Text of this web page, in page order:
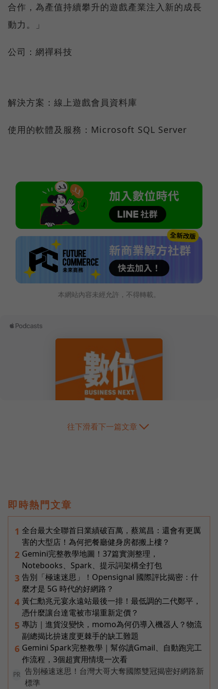
合作，為產值持續攀升的遊戲產業注入新的成長
動力。」
公司：網禪科技
解決方案：線上遊戲會員資料庫
使用的軟體及服務：Microsoft SQL Server
本網站內容未經允許，不得轉載。
往下滑看下一篇文章
即時熱門文章
1 全台最大全聯首日業績破百萬，蔡篤昌：還會有更厲
害的大型店！為何把餐廳健身房都搬上樓？
2 Gemini完整教學地圖！37篇實測整理，
Notebooks、Spark、提示詞架構全打包
3 告別「極速迷思」！Opensignal 國際評比揭密：什
麼才是 5G 時代的好網路？
4 黃仁勳兆元宴永遠站最後一排！最低調的二代鄭平，
憑什麼讓台達電被市場重新定價？
5 專訪｜進貨沒變快，momo為何仍導入機器人？物流
副總揭比拚速度更棘手的缺工難題
6 Gemini Spark完整教學｜幫你讀Gmail、自動跑完工
作流程，3個超實用情境一次看
PR
告別極速迷思！台灣大哥大奪國際雙冠揭密好網路新
標準